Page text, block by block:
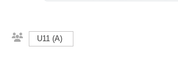
U11 (A)